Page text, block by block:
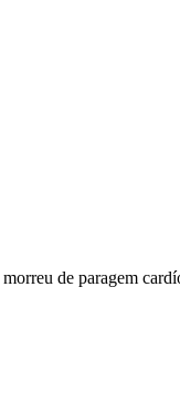
de paragem